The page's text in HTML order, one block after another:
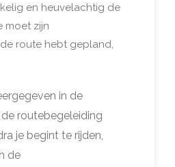
en heuvelachtig de
moet zijn
route hebt gepland,
in de
routebegeleiding
je begint te rijden,
de